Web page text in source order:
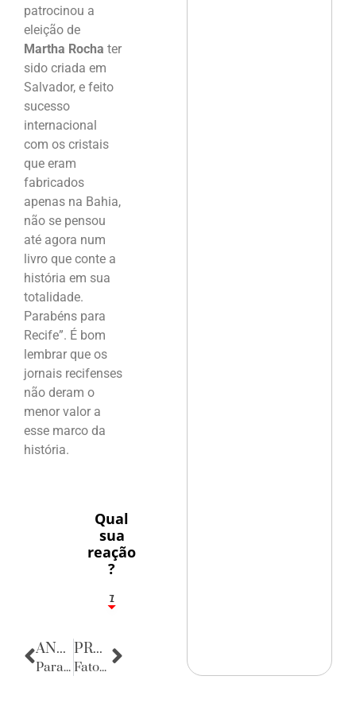
patrocinou a
eleição de
Martha Rocha ter
sido criada em
Salvador, e feito
sucesso
internacional
com os cristais
que eram
fabricados
apenas na Bahia,
não se pensou
até agora num
livro que conte a
história em sua
totalidade.
Parabéns para
Recife”. É bom
lembrar que os
jornais recifenses
não deram o
menor valor a
esse marco da
história.
Qual
sua
reação
?
1
7
ANTERIOR
Parabéns
PRÓXIMA
Fatos Diversos